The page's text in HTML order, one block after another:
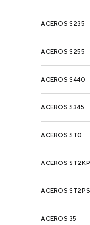
ACEROS S235
ACEROS S255
ACEROS S440
ACEROS S345
ACEROS ST0
ACEROS ST2KP
ACEROS ST2PS
ACEROS 35